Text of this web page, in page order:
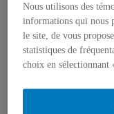
Gestion
Nous utilisons des
informations qui nous
le site, de vous
statistiques de
choix en sélectionnant